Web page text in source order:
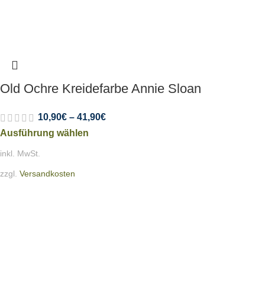
Old Ochre Kreidefarbe Annie Sloan
10,90€ – 41,90€
Ausführung wählen
inkl. MwSt.
zzgl. Versandkosten